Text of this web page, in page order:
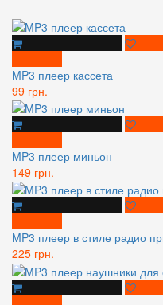
MP3 плеер кассета
99 грн.
MP3 плеер миньон
149 грн.
MP3 плеер в стиле радио
225 грн.